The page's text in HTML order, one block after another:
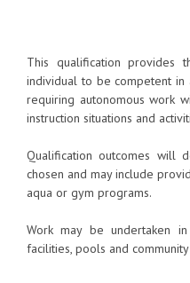
Insurance
This qualification provides
individual to be competent in
requiring autonomous work
instruction situations and
Qualification outcomes will
chosen and may include
aqua or gym programs.
Work may be undertaken
facilities, pools and